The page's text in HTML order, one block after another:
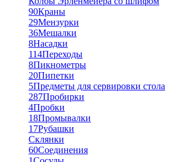
90Краны
29Мензурки
36Мешалки
8Насадки
114Переходы
8Пикнометры
20Пипетки
5Предметы для сервировки стола
287Пробирки
4Пробки
18Промывалки
17Рубашки
Склянки
60Соединения